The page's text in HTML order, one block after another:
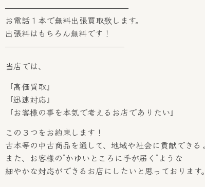
———————————————
お電話１本で無料出張買取致します。
出張料はもちろん無料です！
——————————————–
当店では、
『高価買取』
『迅速対応』
『お客様の事を本気で考えるお店でありたい』
この３つをお約束します！
古本等の中古商品を通して、地域や社会に貢献できる
また、お客様の”かゆいところに手が届く”ような
細やかな対応ができるお店にしたいと思っております。